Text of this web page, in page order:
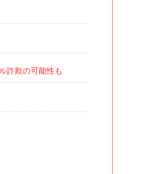
詐欺の可能性も